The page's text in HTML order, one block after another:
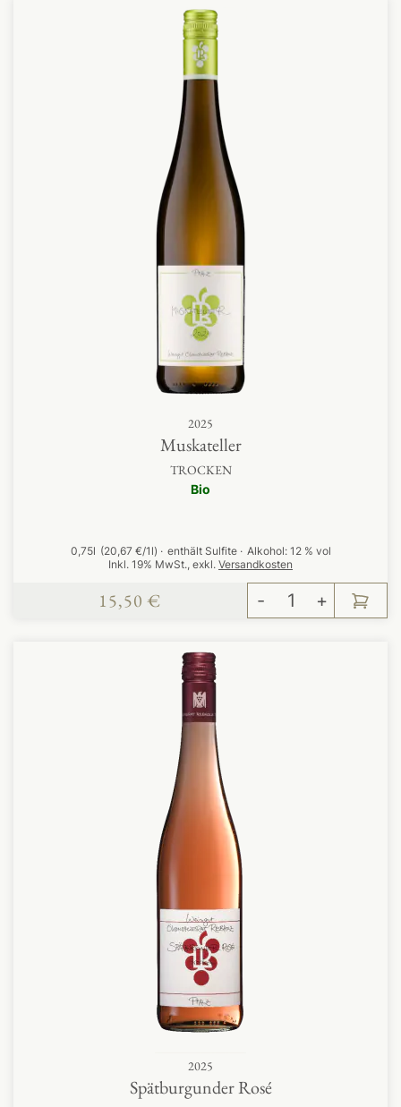
2025
Muskateller
TROCKEN
Bio
0,75l (20,67 €/1l) enthält Sulfite Alkohol: 12 % vol
15,50 €
Inkl. 19% MwSt. exkl. Versandkosten
- +
2025
Spätburgunder Rosé